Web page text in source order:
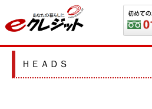
ＨＥＡＤＳ